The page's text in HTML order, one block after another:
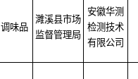
调味品
濉溪县市场
监督管理局
安徽华测
检测技术
有限公司